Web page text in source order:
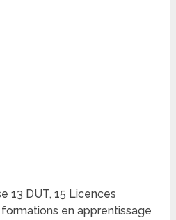
13 DUT, 15 Licences
en apprentissage